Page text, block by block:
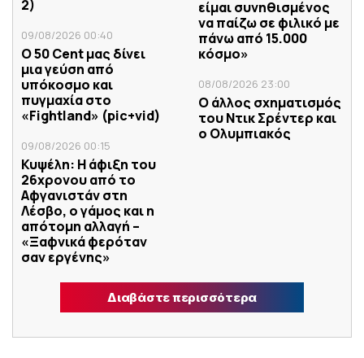
2)
09/08/2026 00:40
Ο 50 Cent μας δίνει
μια γεύση από
υπόκοσμο και
πυγμαχία στο
«Fightland» (pic+vid)
09/08/2026 00:15
Κυψέλη: Η άφιξη του
26χρονου από το
Αφγανιστάν στη
Λέσβο, ο γάμος και η
απότομη αλλαγή –
«Ξαφνικά φερόταν
σαν εργένης»
είμαι συνηθισμένος
να παίζω σε φιλικό με
πάνω από 15.000
κόσμο»
08/08/2026 23:00
Ο άλλος σχηματισμός
του Ντικ Σρέντερ και
ο Ολυμπιακός
Διαβάστε περισσότερα